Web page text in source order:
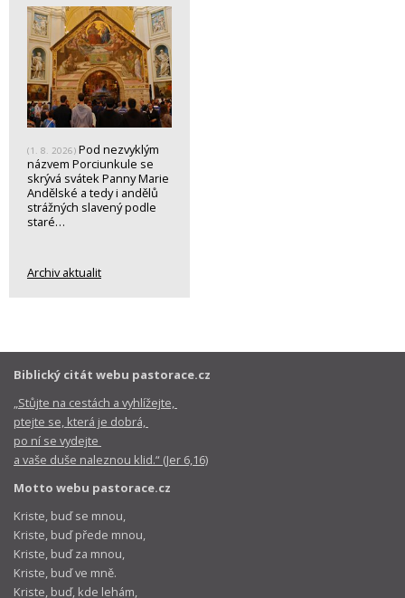
(1. 8. 2026) Pod nezvyklým
názvem Porciunkule se
skrývá svátek Panny Marie
Andělské a tedy i andělů
strážných slavený podle
staré…
Archiv aktualit
Biblický citát webu pastorace.cz
„Stůjte na cestách a vyhlížejte,
ptejte se, která je dobrá,
po ní se vydejte
a vaše duše naleznou klid.“ (Jer 6,16)
Motto webu pastorace.cz
Kriste, buď se mnou,
Kriste, buď přede mnou,
Kriste, buď za mnou,
Kriste, buď ve mně.
Kriste, buď, kde lehám,